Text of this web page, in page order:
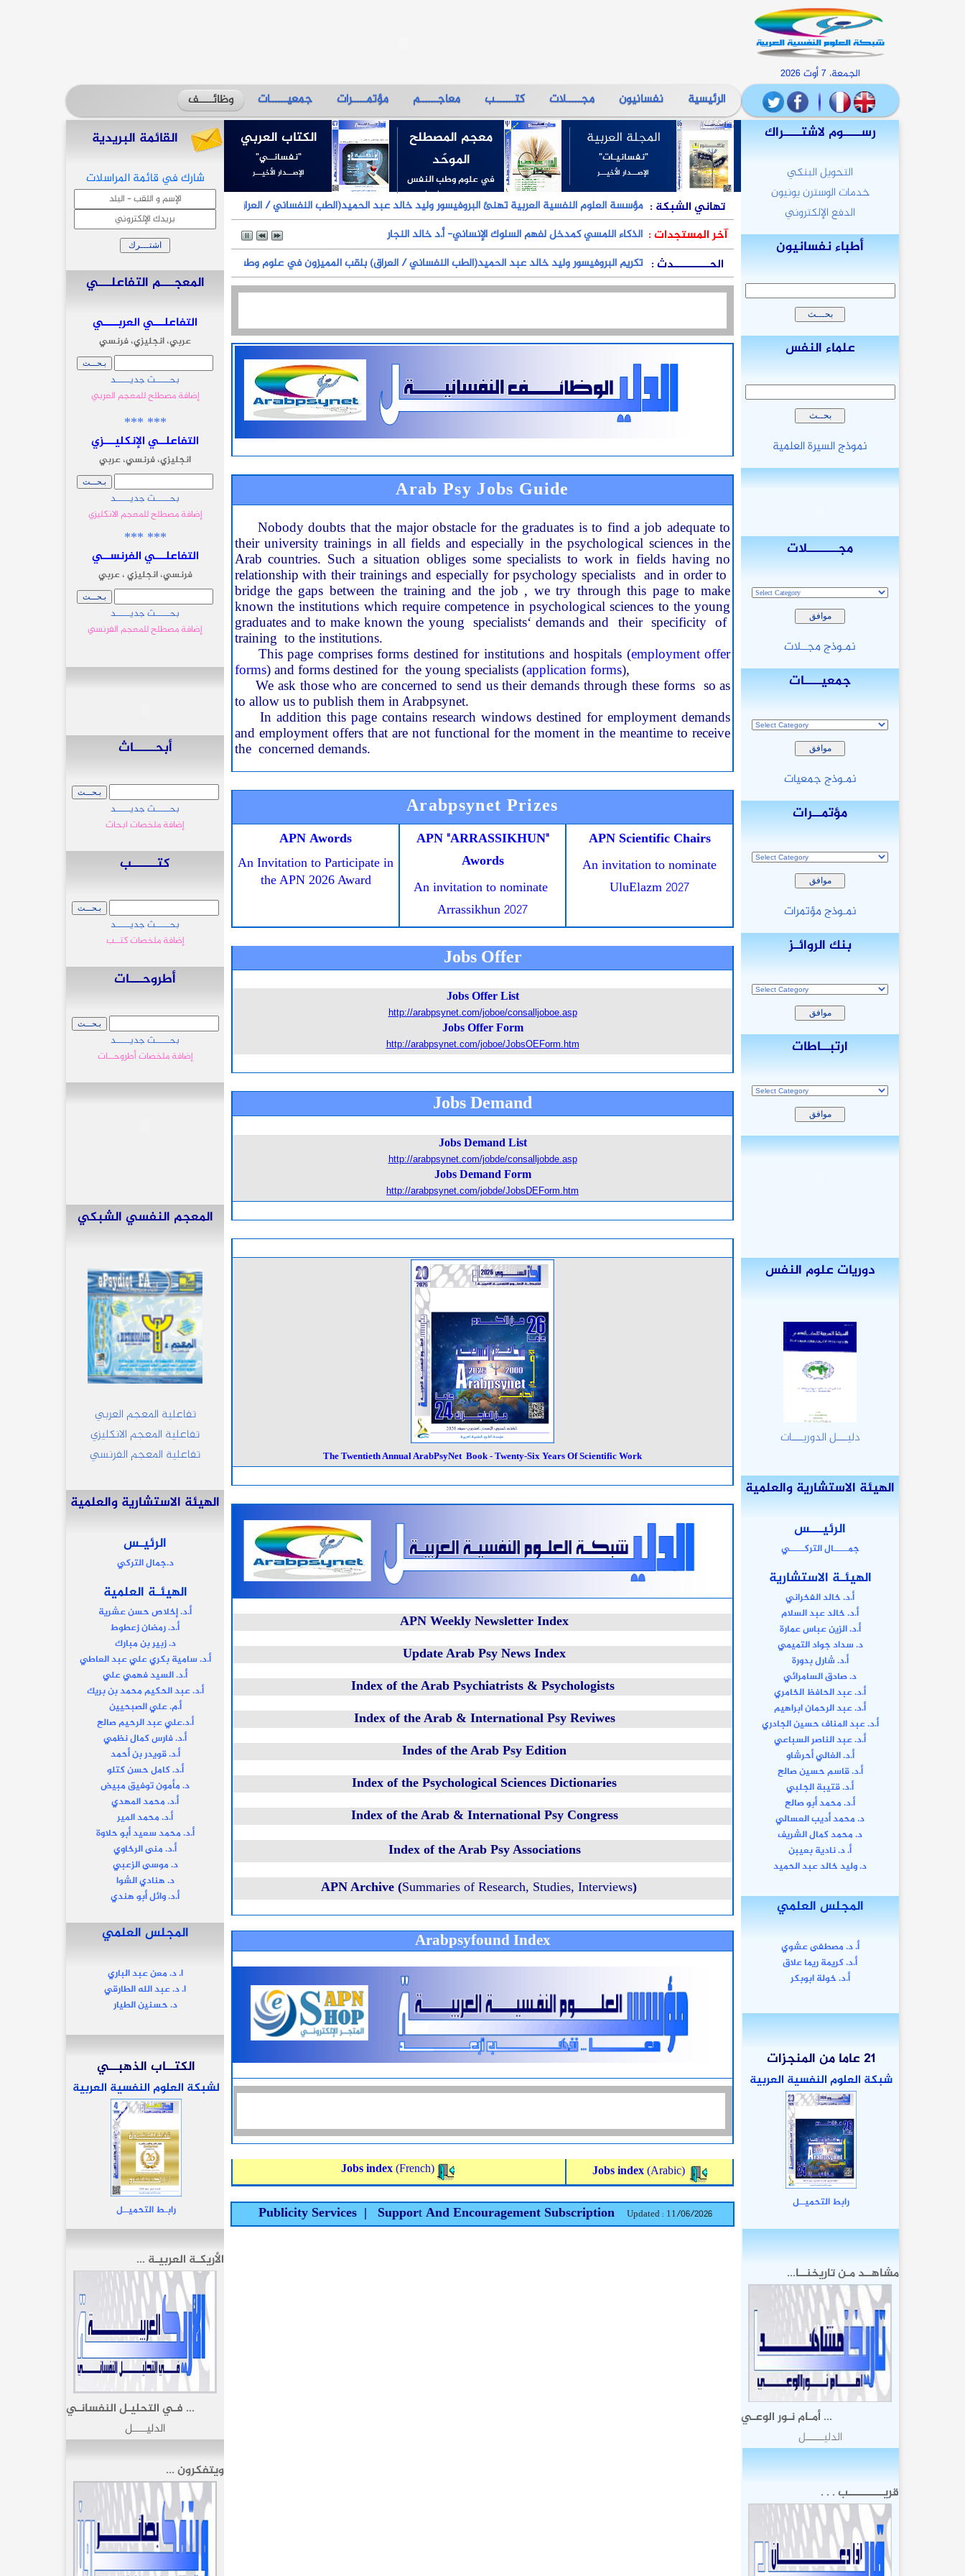
الجمعة، 7 أوت 2026
الرئيسية نفسانيون مجـــــلات كتـــــــب معاجــــــم مؤتمـــــرات جمعيــــــات وظائـــــف
رســــوم لاشتــــراك
التحويل البنكي
خدمات الوسترن يونيون
الدفع الإلكتروني
أطباء نفسانيون
علماء النفس
نموذج السيرة العلمية
مجـــــــلات
نمـوذج مجــلات
جمعيــــات
نمـوذج جمعيات
مؤتمــرات
نمـوذج مؤتمرات
بنك الروائـز
ارتبــاطات
دوريات علوم النفس
دليـــل الدوريـــات
الهيئة الاستشارية والعلمية
الرئيـــس
جمـــــال التركـــــي
الهيئـة الاستشارية
أ.د. خالد الفخراني
أ.د. خالد عبد السلام
أ.د. الزين عباس عمارة
د. سداد جواد التميمي
أ.د. شارل بدورة
د. صادق السامرائي
أ.د. عبد الحافظ الخامري
أ.د. عبد الرحمان ابراهيم
أ.د. عبد المناف حسين الجادري
أ.د. عبد الناصر السباعي
أ.د. الغالي أحرشاو
أ.د. قاسم حسين صالح
أ.د. قتيبة الجلبي
أ.د. محمد أبو صالح
د. محمد أديب العسالي
د. محمد كمال الشريف
أ. د. نادية بعيبن
د. وليد خالد عبد الحميد
المجلس العلمي
أ. د. مصطفى عشوي
أ.د. كريمة ريما علاق
أ.د. خولة ابوبكر
21 عاما من المنجزات
شبكة العلوم النفسية العربية
رابطالتحميــل
مشاهــد مـن تاريخنــا...
... أمـام نـور الوعـي
الدليـــــل
قريــــــــــب . . .
المجلة العربية
"نفسانيـات"
الإصـــدار الأخيـــر
معجم المصطلح
الموحّد
في علوم وطب النفس
الإصــدارات الثـلاث
الكتاب العربي
"نفسانــي"
الإصـــدار الأخيـــر
تهاني الشبكة:
مؤسسة العلوم النفسية العربية تهنئ البروفيسور وليد خالد عبد الحميد(الطب النفساني / العراق) بلقب المميزون في علوم وطب النفس للعام 2025
آخر المستجدات : الذكاء اللمسي كمدخل لفهم السلوك الإنساني- أ.د خالد النجار
الحــــــــــدث:
تكريم البروفيسور وليد خالد عبد الحميد(الطب النفساني / العراق) بلقب المميزون في علوم وطب النفس للعام 2025
Arab Psy Jobs Guide
Nobody doubts that the major obstacle for the graduates is to find a job adequate to
their university trainings in all fields and especially in the psychological sciences in the
Arab countries. Such a situation obliges some specialists to work in fields having no
relationship with their trainings and especially for psychology specialists and in order to
bridge the gaps between the training and the job , we try through this page to make
known the institutions which require competence in psychological sciences to the young
graduates and to make known the young specialists‘ demandsand their specificity of
training to the institutions.
This page comprises forms destined for institutions and hospitals (employment offer
forms) and forms destined for the young specialists (application forms),
We ask those who are concerned to send us their demands through these forms so as
to allow us to publish them in Arabpsynet.
In addition this page contains research windows destined for employment demands
and employment offers that are not functional for the moment in the meantime to receive
the concerned demands.
Arabpsynet Prizes
APN Awords
An Invitation to Participate in
the APN 2026 Award
APN "ARRASSIKHUN"
Awords
An invitation to nominate
Arrassikhun 2027
APNScientific Chairs
An invitation to nominate
UluElazm 2027
Jobs Offer
Jobs Offer List
http://arabpsynet.com/joboe/consalljoboe.asp
Jobs Offer Form
http://arabpsynet.com/joboe/JobsOEForm.htm
Jobs Demand
Jobs Demand List
http://arabpsynet.com/jobde/consalljobde.asp
Jobs Demand Form
http://arabpsynet.com/jobde/JobsDEForm.htm
The Twentieth Annual ArabPsyNet Book - Twenty-Six Years Of Scientific Work
APN Weekly Newsletter Index
Update Arab Psy News Index
Index of the Arab Psychiatrists & Psychologists
Index of the Arab & International Psy Reviwes
Indes of the Arab Psy Edition
Index of the Psychological Sciences Dictionaries
Index of the Arab & International Psy Congress
Index of the Arab Psy Associations
(APN Archive (
Summaries of Research, Studies, Interviews
Arabpsyfound Index
Jobs index (French) Jobs index (Arabic)
Publicity Services | Support And Encouragement Subscription Updated : 11/06/2026
القائمة البريدية
شارك في قائمة المراسلات
المعجـــم التفاعلـــي
التفاعلـــي العربــــي
عربي، انجليزي، فرنسي
بحـــــث جديـــــد
إضافة مصطلح للمعجم العربي
*** ***
التفاعلــي الإنكليـــزي
انجليزي، فرنسي، عربي
بحـــــث جديـــــد
إضافة مصطلح للمعجم الانكليزي
*** ***
التفاعلـــي الفرنســي
فرنسي، انجليزي ، عربي
بحـــــث جديـــــد
إضافة مصطلح للمعجم الفرنسي
أبحـــــاث
بحـــــث جديـــــد
إضافة ملخصات ابحاث
كتــــــب
بحـــــث جديـــــد
إضافة ملخصات كتــب
أطروحـــات
بحـــــث جديـــــد
إضافة ملخصات أطروحــات
المعجم النفسي الشبكي
تفاعلية المعجم العربي
تفاعلية المعجم الانكليزي
تفاعلية المعجم الفرنسي
الهيئة الاستشارية والعلمية
الرئيـس
د.جمال التركي
الهيئـة العلمية
أ.د. إخلاص حسن عشرية
أ.د. رمضان زعطوط
د. زبير بن مبارك
أ.د. سامية بكري علي عبد العاطي
أ.د. السيد فهمي علي
أ.د. عبد الحكيم محمد بن بريك
أ.م. علي الصبحيين
أ.د.علي عبد الرحيم صالح
أ.د. فارس كمال نظمي
أ.د. قويدر بن أحمد
أ.د. كامل حسن كتلو
د. مأمون توفيق مبيض
أ.د. محمد المهدي
أ.د. محمد المير
أ.د. محمد سعيد أبو حلاوة
أ.د. منى الرخاوي
د. موسى الزعبي
د. هنادي الشوا
أ.د. وائل أبو هندي
المجلس العلمي
ا. د. معن عبد الباري
ا. د. عبد الله الطارقي
د. حسنين الطيار
الكتــاب الذهبــي
لشبكة العلوم النفسية العربية
رابـط التحميــل
الأريكـة العربيـة ...
... فـي التحليـل النفسانـي
الدليـــــل
ويتفكرون ...